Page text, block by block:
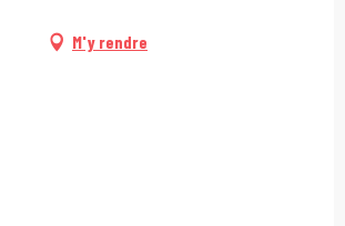
M'y rendre